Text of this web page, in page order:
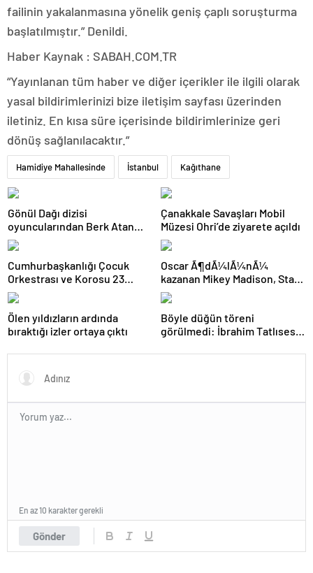
failinin yakalanmasına yönelik geniş çaplı soruşturma
başlatılmıştır.” Denildi.
Haber Kaynak : SABAH.COM.TR
“Yayınlanan tüm haber ve diğer içerikler ile ilgili olarak
yasal bildirimlerinizi bize iletişim sayfası üzerinden
iletiniz. En kısa süre içerisinde bildirimlerinize geri
dönüş sağlanılacaktır.”
Hamidiye Mahallesinde İstanbul Kağıthane
Gönül Dağı dizisi
oyuncularından Berk Atan
trafik kazası geçirdi
Çanakkale Savaşları Mobil
Müzesi Ohri’de ziyarete açıldı
Cumhurbaşkanlığı Çocuk
Orkestrası ve Korosu 23
Nisan’da ilk kez sahne alacak
Oscar Ã¶dÃ¼lÃ¼nÃ¼
kazanan Mikey Madison, Star
Wars rolÃ¼nÃ¼ reddetti
Ölen yıldızların ardında
bıraktığı izler ortaya çıktı
Böyle düğün töreni
görülmedi: İbrahim Tatlıses
kutularda getirildi
Gönder
En az 10 karakter gerekli